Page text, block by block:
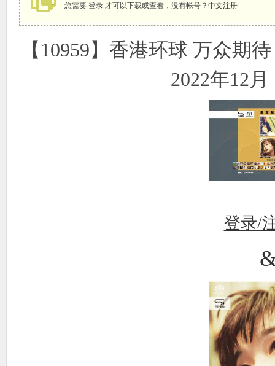
您需要 登录 才可以下载或查看，没有帐号？ 中文注册
【10959】香港环球 万众期
2022年12
登录/